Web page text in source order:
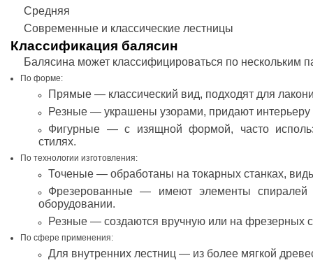
Средняя
Современные и классические лестницы
Классификация балясин
Балясина может классифицироваться по нескольким
По форме:
Прямые — классический вид, подходят для
Резные — украшены узорами, придают интерьеру
Фигурные — с изящной формой, часто
стилях.
По технологии изготовления:
Точеные — обработаны на токарных станках,
Фрезерованные — имеют элементы спиралей
оборудовании.
Резные — создаются вручную или на фрезерных
По сфере применения:
Для внутренних лестниц — из более мягкой